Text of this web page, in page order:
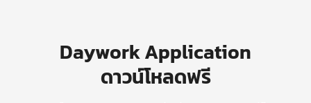
Daywork Application
ดาวน์โหลดฟรี